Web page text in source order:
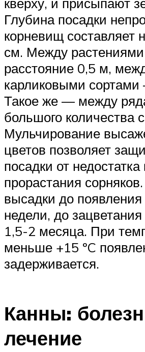
Глубина посадки
корневищ составляет
см. Между
расстояние 0,5 м,
карликовыми
Такое же — между
большого количества
Мульчирование
цветов позволяет
посадки от недостатка
прорастания
высадки до
недели, до
1,5-2 месяца. При
меньше +15 ºC
задерживается.
Канны:
лечение